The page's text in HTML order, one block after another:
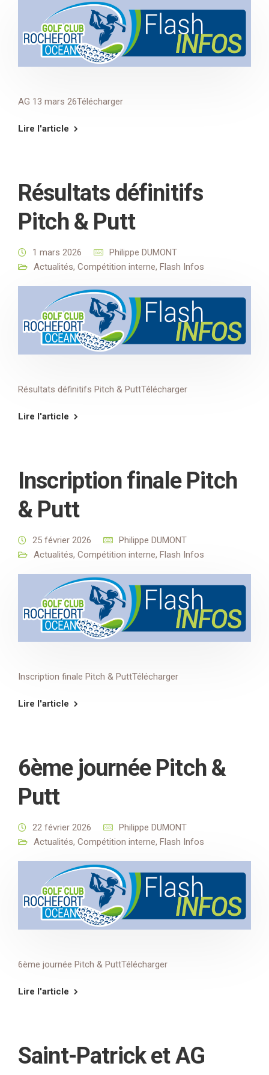
AG 13 mars 26Télécharger
Lire l'article
Résultats définitifs
Pitch & Putt
1 mars 2026
Philippe DUMONT
Actualités, Compétition interne, Flash Infos
Résultats définitifs Pitch & PuttTélécharger
Lire l'article
Inscription finale Pitch
& Putt
25 février 2026
Philippe DUMONT
Actualités, Compétition interne, Flash Infos
Inscription finale Pitch & PuttTélécharger
Lire l'article
6ème journée Pitch &
Putt
22 février 2026
Philippe DUMONT
Actualités, Compétition interne, Flash Infos
6ème journée Pitch & PuttTélécharger
Lire l'article
Saint-Patrick et AG